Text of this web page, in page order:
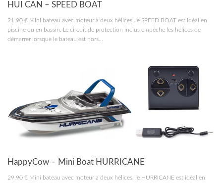
HUI CAN – SPEED BOAT
21,90 € Mini bateau avec moteur à deux hélices, le SPEED BOAT est idéal en
piscine ou en bassin. Le circuit de protection inclus empêche les hélices de
démarrer lorsque le bateau est hors...
HappyCow – Mini Boat HURRICANE
29,90 € Mini bateau avec moteur à deux hélices, le HURRICANE est idéal en